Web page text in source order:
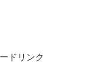
ドリンク